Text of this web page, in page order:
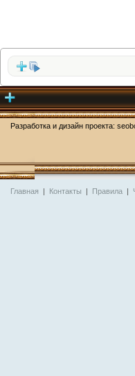
Разработка и дизайн проекта:
Главная | Контакты | Правила |